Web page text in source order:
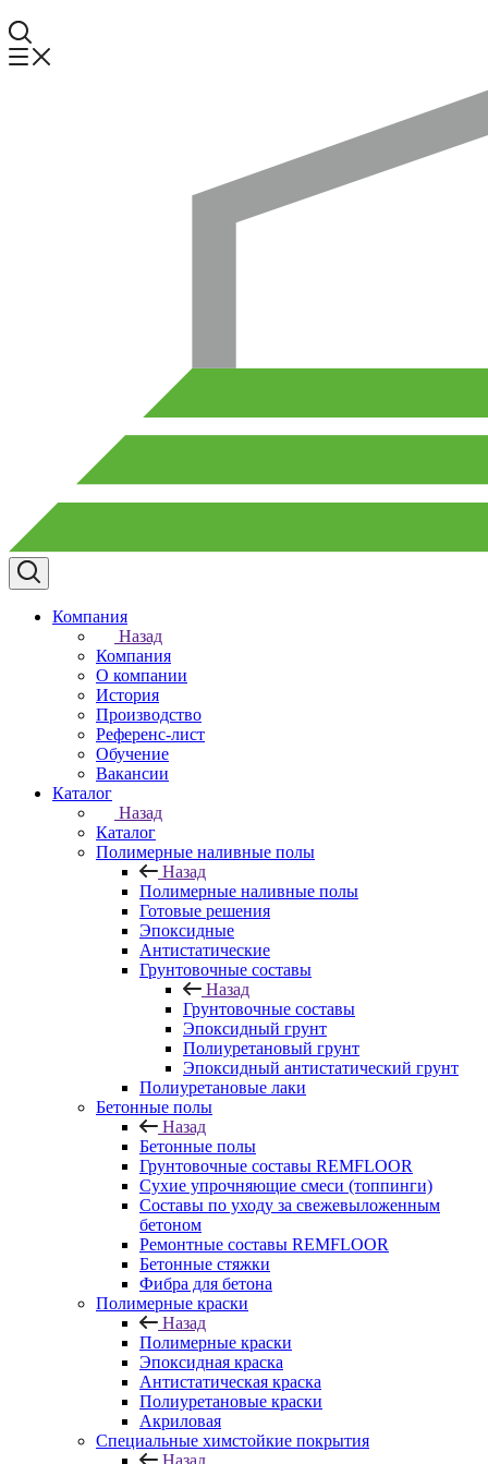
Компания
Назад
Компания
О компании
История
Производство
Референс-лист
Обучение
Вакансии
Каталог
Назад
Каталог
Полимерные наливные полы
Назад
Полимерные наливные полы
Готовые решения
Эпоксидные
Антистатические
Грунтовочные составы
Назад
Грунтовочные составы
Эпоксидный грунт
Полиуретановый грунт
Эпоксидный антистатический грунт
Полиуретановые лаки
Бетонные полы
Назад
Бетонные полы
Грунтовочные составы REMFLOOR
Сухие упрочняющие смеси (топпинги)
Составы по уходу за свежевыложенным
бетоном
Ремонтные составы REMFLOOR
Бетонные стяжки
Фибра для бетона
Полимерные краски
Назад
Полимерные краски
Эпоксидная краска
Антистатическая краска
Полиуретановые краски
Акриловая
Специальные химстойкие покрытия
Назад